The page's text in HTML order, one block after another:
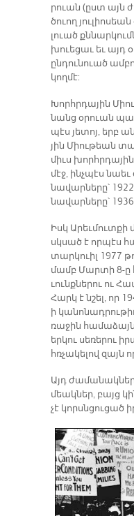
րուան (ըստ այն
ծուող
լուած
խուե­ցաւ եւ այդ
ըն­դու­նուած
կող­մէ:
Խորհր­դա­յին
նանց օ­րուան
պէս յե­տոյ, երբ
յին Միու­թեան
միւս
մէջ, ինչ­պէս
նա­վար­նե­րը՝
նա­վար­նե­րը՝
Իսկ
սկսած է որ­պէս
տար­կուիլ 1977
մամբ Մար­տի 8-ը
ւունք­նե­րու ու
Հարկ է նշել, որ
ի
ռա­ջին
եր­կու սե­ռե­րու
հռչա­կե­լով զայն
Այդ
մեակ­ներ, բայց
չէ կորսն­ցու­ցած